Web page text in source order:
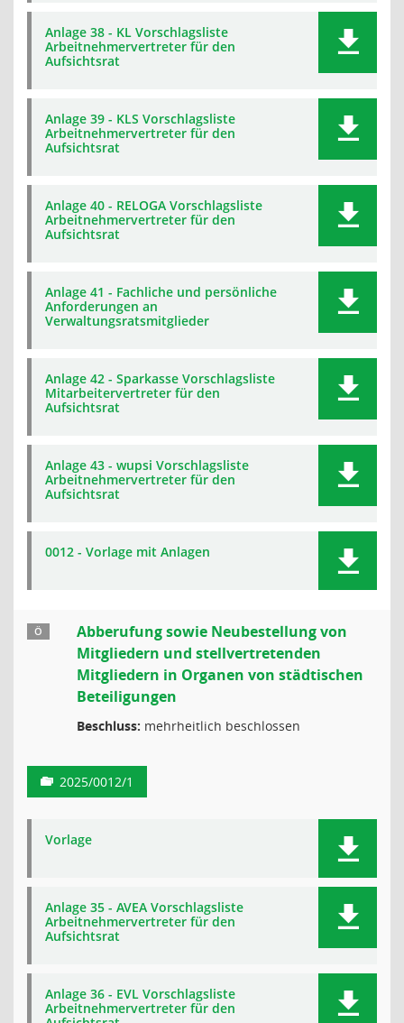
Anlage 38 - KL Vorschlagsliste
Arbeitnehmervertreter für den
Aufsichtsrat
Anlage 39 - KLS Vorschlagsliste
Arbeitnehmervertreter für den
Aufsichtsrat
Anlage 40 - RELOGA Vorschlagsliste
Arbeitnehmervertreter für den
Aufsichtsrat
Anlage 41 - Fachliche und persönliche
Anforderungen an
Verwaltungsratsmitglieder
Anlage 42 - Sparkasse Vorschlagsliste
Mitarbeitervertreter für den
Aufsichtsrat
Anlage 43 - wupsi Vorschlagsliste
Arbeitnehmervertreter für den
Aufsichtsrat
0012 - Vorlage mit Anlagen
Ö
Abberufung sowie Neubestellung von
Mitgliedern und stellvertretenden
Mitgliedern in Organen von städtischen
Beteiligungen
Beschluss: mehrheitlich beschlossen
2025/0012/1
Vorlage
Anlage 35 - AVEA Vorschlagsliste
Arbeitnehmervertreter für den
Aufsichtsrat
Anlage 36 - EVL Vorschlagsliste
Arbeitnehmervertreter für den